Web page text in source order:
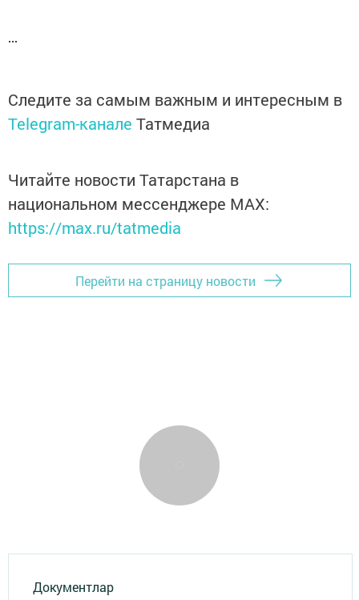
Следите за самым важным и интересным в
Telegram-канале Татмедиа
Читайте новости Татарстана в
национальном мессенджере MАХ:
https://max.ru/tatmedia
Перейти на страницу новости
Документлар